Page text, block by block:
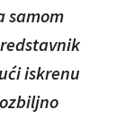
samom
iskrenu